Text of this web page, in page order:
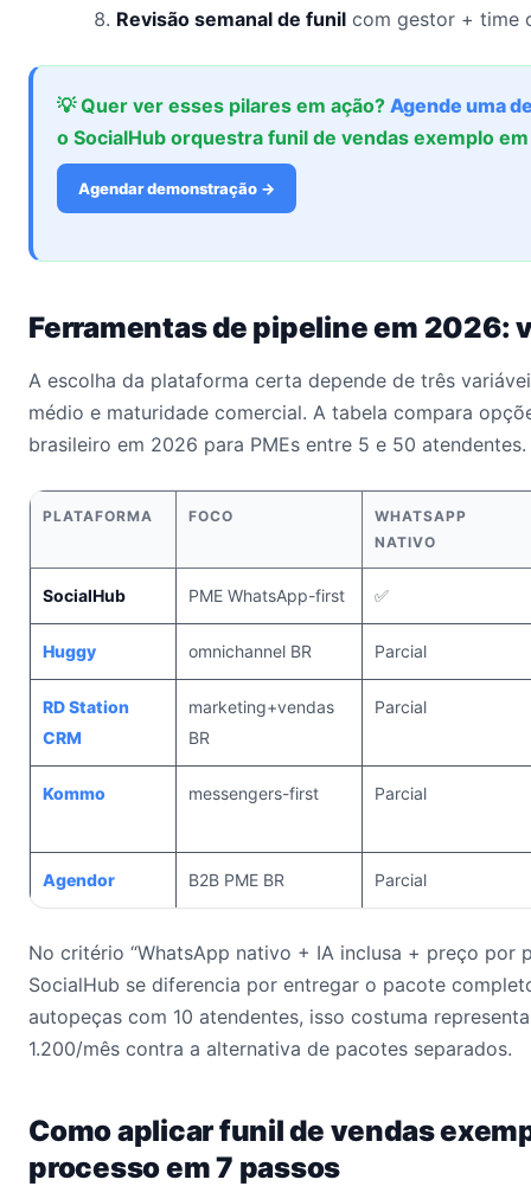
Revisão semanal de funil com gestor + time
💡 Quer ver esses pilares em ação? Agende uma
o SocialHub orquestra funil de vendas exemplo
Agendar demonstração →
Ferramentas de pipeline em 2026:
A escolha da plataforma certa depende de três
médio e maturidade comercial. A tabela compara
brasileiro em 2026 para PMEs entre 5 e 50 atendentes.
PLATAFORMA FOCO
WHATSAPP
NATIVO
SocialHub PME WhatsApp-first ✅
Huggy omnichannel BR Parcial
RD Station
CRM
marketing+vendas
BR
Parcial
Kommo messengers-first Parcial
Agendor B2B PME BR Parcial
No critério “WhatsApp nativo + IA inclusa + preço por
SocialHub se diferencia por entregar o pacote
autopeças com 10 atendentes, isso costuma
1.200/mês contra a alternativa de pacotes separados.
Como aplicar funil de vendas
processo em 7 passos